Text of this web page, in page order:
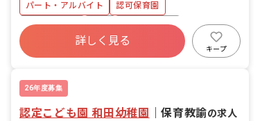
パート・アルバイト
認可保育園
社会保険完備
有給
社会福祉法人
扶養内可
詳しく見る
キープ
26年度募集
認定こども園 和田幼稚園 ｜保育教諭の求人